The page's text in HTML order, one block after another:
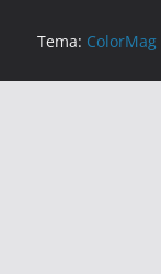
Tema: ColorMag